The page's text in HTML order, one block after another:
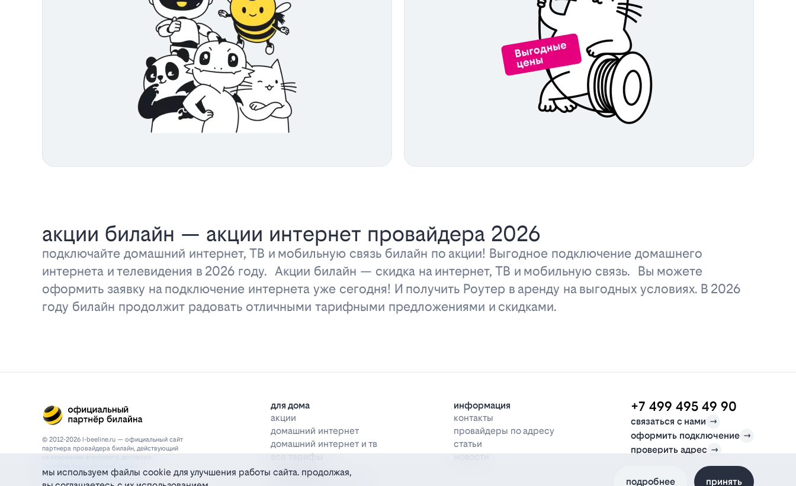
акции билайн — акции интернет провайдера 2026
подключайте домашний интернет, ТВ и мобильную связь билайн по акции! Выгодное подключение домашнего
интернета и телевидения в 2026 году. Акции билайн — скидка на интернет, ТВ и мобильную связь. Вы можете
оформить заявку на подключение интернета уже сегодня! И получить Роутер в аренду на выгодных условиях. В 2026
году билайн продолжит радовать отличными тарифными предложениями и скидками.
© 2012-2026 l-beeline.ru — официальный сайт
партнера провайдера билайн, действующий
политика конфиденциальности
политика cookie
для дома
акции
домашний интернет
домашний интернет и тв
все тарифы
оборудование
информация
контакты
провайдеры по адресу
статьи
новости
+7 499 495 49 90
связаться с нами
оформить подключение
проверить адрес
мы используем файлы cookie для улучшения работы сайта. продолжая,
подробнее принять